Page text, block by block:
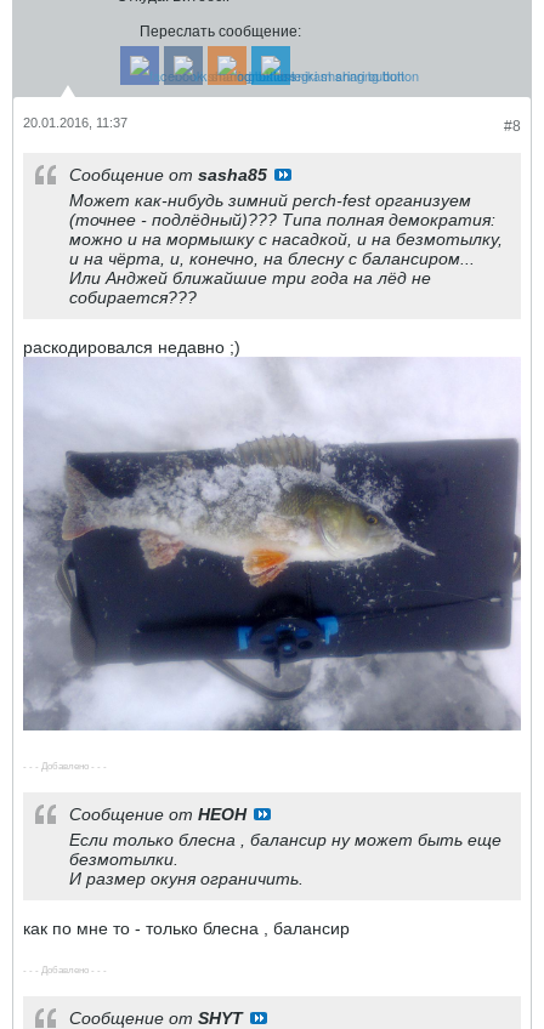
Переслать сообщение:
#8
20.01.2016, 11:37
Сообщение от sasha85
Может как-нибудь зимний perch-fest организуем
(точнее - подлёдный)??? Типа полная демократия:
можно и на мормышку с насадкой, и на безмотылку,
и на чёрта, и, конечно, на блесну с балансиром...
Или Анджей ближайшие три года на лёд не
собирается???
раскодировался недавно ;)
- - - Добавлено - - -
Сообщение от HEOH
Если только блесна , балансир ну может быть еще
безмотылки.
И размер окуня ограничить.
как по мне то - только блесна , балансир
- - - Добавлено - - -
Сообщение от SHYT